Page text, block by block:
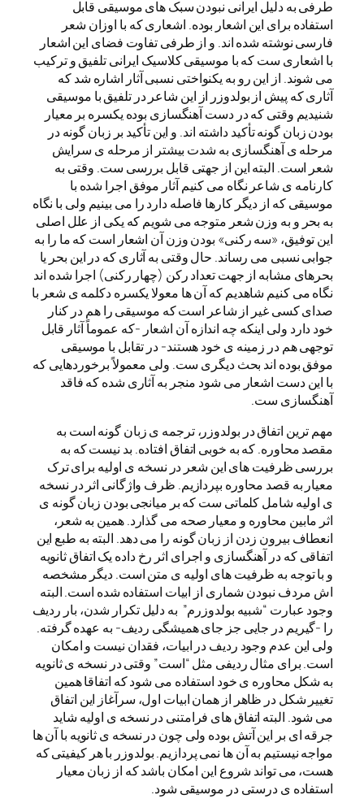
طرفی به دلیل ایرانی نبودن سبک های موسیقی قابل
استفاده برای این اشعار بوده. اشعاری که با اوزان شعر
فارسی نوشته شده اند. و از طرفی تفاوت فضای این اشعار
با اشعاری ست که با موسیقی کلاسیک ایرانی تلفیق و ترکیب
می شوند. از این رو به یکنواختی نسبی آثار اشاره شد که
آثاری که پیش از بولدوزر از این شاعر در تلفیق با موسیقی
شنیدیم وقتی که در دست آهنگسازی بوده یکسره بر معیار
بودن زبان گونه تأکید داشته اند. و این تأکید بر زبان گونه در
مرحله ی آهنگسازی به شدت بیشتر از مرحله ی سرایش
شعر است. البته این از جهتی قابل بررسی ست. وقتی به
کارنامه ی شاعر نگاه می کنیم آثار موفق اجرا شده با
موسیقی که از دیگر کارها فاصله دارد را می بینیم ولی با نگاه
به بحر و به وزن شعر متوجه می شویم که یکی از علل اصلی
این توفیق، «سه رکنی» بودن وزن آن اشعار است که ما را به
جوابی نسبی می رساند. حال وقتی به آثاری که در این بحر یا
بحرهای مشابه از جهت تعداد رکن (چهار رکنی) اجرا شده اند
نگاه می کنیم شاهدیم که آن ها معولا یکسره دکلمه ی شعر با
صدای کسی غیر از شاعر است که موسیقی را هم در کنار
خود دارد ولی اینکه چه اندازه آن اشعار -که عموماً آثار قابل
توجهی هم در زمینه ی خود هستند- در تقابل با موسیقی
موفق بوده اند بحث دیگری ست. ولی معمولاً برخوردهایی که
با این دست اشعار می شود منجر به آثاری شده که فاقد
آهنگسازی ست.
مهم ترین اتفاق در بولدوزر، ترجمه ی زبان گونه است به
مقصد محاوره. که به خوبی اتفاق افتاده. بد نیست که به
بررسی ظرفیت های این شعر در نسخه ی اولیه برای ترک
معیار به قصد محاوره بپردازیم. ظرف واژگانی اثر در نسخه
ی اولیه شامل کلماتی ست که بر میانجی بودن زبان گونه ی
اثر مابین محاوره و معیار صحه می گذارد. همین به شعر،
انعطاف بیرون زدن از زبان گونه را می دهد. البته به طبع این
اتفاقی که در آهنگسازی و اجرای اثر رخ داده یک اتفاق ثانویه
و با توجه به ظرفیت های اولیه ی متن است. دیگر مشخصه
اش مردف نبودن شماری از ابیات استفاده شده است. البته
وجود عبارت “شبیه بولدوزرم” به دلیل تکرار شدن، بار ردیف
را -گیریم در جایی جز جای همیشگی ردیف- به عهده گرفته.
ولی این عدم وجود ردیف در ابیات، فقدان نیست و امکان
است. برای مثال ردیفی مثل “است” وقتی در نسخه ی ثانویه
به شکل محاوره ی خود استفاده می شود که اتفاقا همین
تغییر شکل در ظاهر از همان ابیات اول، سرآغاز این اتفاق
می شود. البته اتفاق های فرامتنی در نسخه ی اولیه شاید
جرقه ای بر این آتش بوده ولی چون در نسخه ی ثانویه با آن ها
مواجه نیستیم به آن ها نمی پردازیم. بولدوزر با هر کیفیتی که
هست، می تواند شروع این امکان باشد که از زبان معیار
استفاده ی درستی در موسیقی شود.